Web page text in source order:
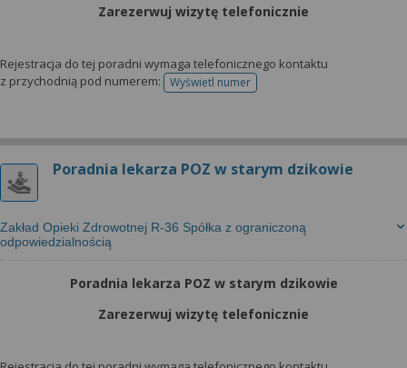
Zarezerwuj wizytę telefonicznie
Rejestracja do tej poradni wymaga telefonicznego kontaktu
z przychodnią pod numerem:
Wyświetl numertelefonu do rejestracji
Poradnia lekarza POZ w starym dzikowie
Zakład Opieki Zdrowotnej R-36 Spółka z ograniczoną
odpowiedzialnością
Poradnia lekarza POZ w starym dzikowie
Zarezerwuj wizytę telefonicznie